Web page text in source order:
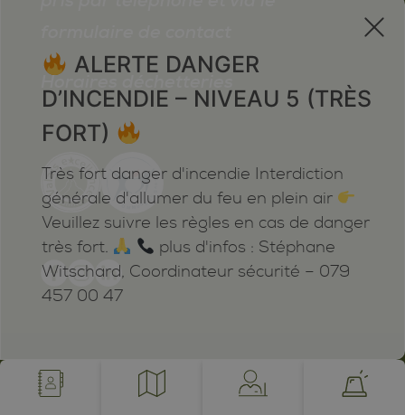
Horaires déchetteries
powered by /BOOMERANG
x
ALERTE DANGER
D’INCENDIE – NIVEAU 5 (TRÈS
FORT)
Très fort danger d'incendie Interdiction
générale d'allumer du feu en plein air
Veuillez suivre les règles en cas de danger
très fort.
plus d'infos : Stéphane
Witschard, Coordinateur sécurité – 079
457 00 47